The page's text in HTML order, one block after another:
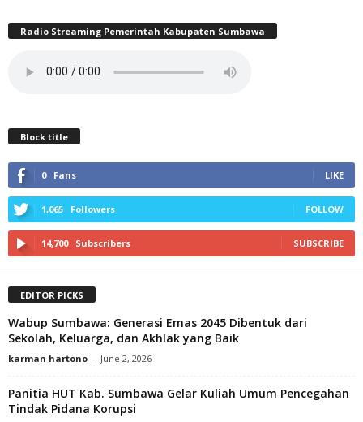
Radio Streaming Pemerintah Kabupaten Sumbawa
Block title
0 Fans LIKE
1,065 Followers FOLLOW
14,700 Subscribers SUBSCRIBE
EDITOR PICKS
Wabup Sumbawa: Generasi Emas 2045 Dibentuk dari
Sekolah, Keluarga, dan Akhlak yang Baik
karman hartono - June 2, 2026
Panitia HUT Kab. Sumbawa Gelar Kuliah Umum Pencegahan
Tindak Pidana Korupsi